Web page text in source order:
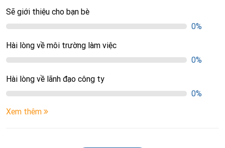
Sẽ giới thiệu cho bạn bè
0%
Hài lòng về môi trường làm việc
0%
Hài lòng về lãnh đạo công ty
0%
Xem thêm